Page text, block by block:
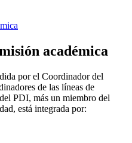
académica
por el Coordinador del
de las líneas de
PDI, más un miembro del
está integrada por: